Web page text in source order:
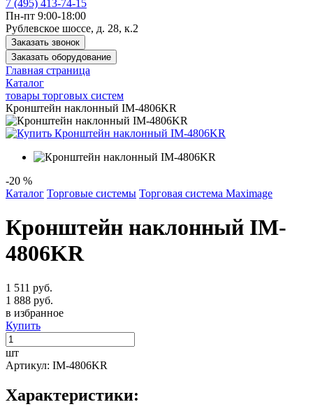
7 (495) 413-74-15
Пн-пт 9:00-18:00
Рублевское шоссе, д. 28, к.2
Заказать звонок
Заказать оборудование
Главная страница
Каталог
товары торговых систем
Кронштейн наклонный IM-4806KR
-20 %
Каталог Торговые системы Торговая система Maximage
Кронштейн наклонный IM-
4806KR
1 511 руб.
1 888 руб.
в избранное
Купить
шт
Артикул: IM-4806KR
Характеристики: